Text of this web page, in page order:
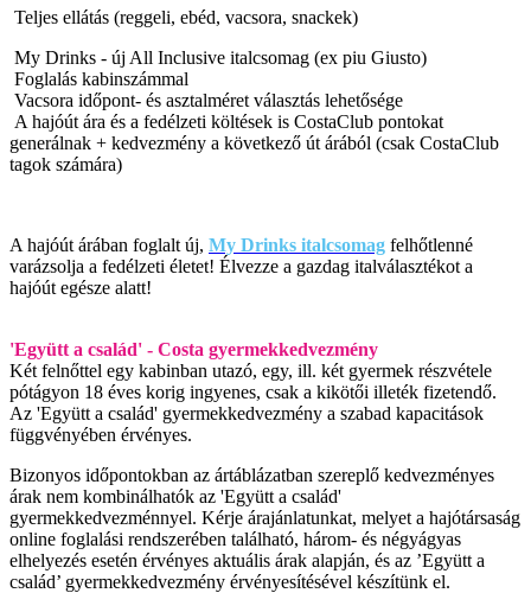
Teljes ellátás (reggeli, ebéd, vacsora, snackek)
My Drinks - új All Inclusive italcsomag (ex piu Giusto)
Foglalás kabinszámmal
Vacsora időpont- és asztalméret választás lehetősége
A hajóút ára és a fedélzeti költések is CostaClub pontokat
generálnak + kedvezmény a következő út árából (csak CostaClub
tagok számára)
A hajóút árában foglalt új, My Drinks italcsomag felhőtlenné
varázsolja a fedélzeti életet! Élvezze a gazdag italválasztékot a
hajóút egésze alatt!
'Együtt a család' - Costa gyermekkedvezmény
Két felnőttel egy kabinban utazó, egy, ill. két gyermek részvétele
pótágyon 18 éves korig ingyenes, csak a kikötői illeték fizetendő.
Az 'Együtt a család' gyermekkedvezmény a szabad kapacitások
függvényében érvényes.
Bizonyos időpontokban az ártáblázatban szereplő kedvezményes
árak nem kombinálhatók az 'Együtt a család'
gyermekkedvezménnyel. Kérje árajánlatunkat, melyet a hajótársaság
online foglalási rendszerében található, három- és négyágyas
elhelyezés esetén érvényes aktuális árak alapján, és az ’Együtt a
család’ gyermekkedvezmény érvényesítésével készítünk el.